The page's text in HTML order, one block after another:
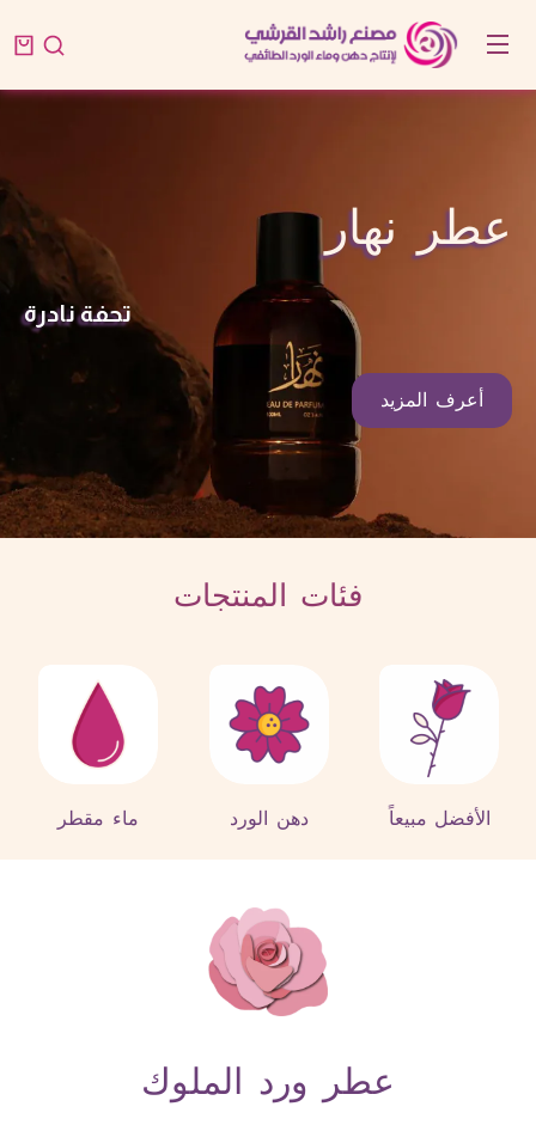
عطر نهار
تحفة نادرة
أعرف المزيد
فئات المنتجات
الأفضل مبيعاً دهن الورد ماء مقطر
عطر ورد الملوك